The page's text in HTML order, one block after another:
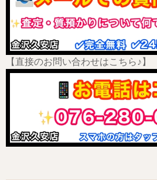
【直接のお問い合わせはこちら♪】